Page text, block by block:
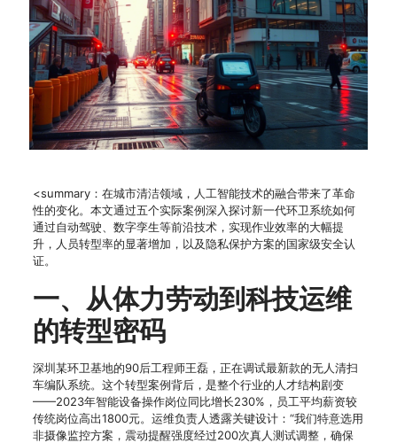
<summary：在城市清洁领域，人工智能技术的融合带来了革命
性的变化。本文通过五个实际案例深入探讨新一代环卫系统如何
通过自动驾驶、数字孪生等前沿技术，实现作业效率的大幅提
升，人员转型率的显著增加，以及隐私保护方案的国家级安全认
证。
一、从体力劳动到科技运维
的转型密码
深圳某环卫基地的90后工程师王磊，正在调试最新款的无人清扫
车编队系统。这个转型案例背后，是整个行业的人才结构剧变
——2023年智能设备操作岗位同比增长230%，员工平均薪资较
传统岗位高出1800元。运维负责人透露关键设计：“我们特意选用
非摄像监控方案，震动提醒强度经过200次真人测试调整，确保